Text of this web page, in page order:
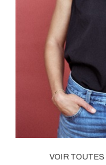
VOIR TOUTES